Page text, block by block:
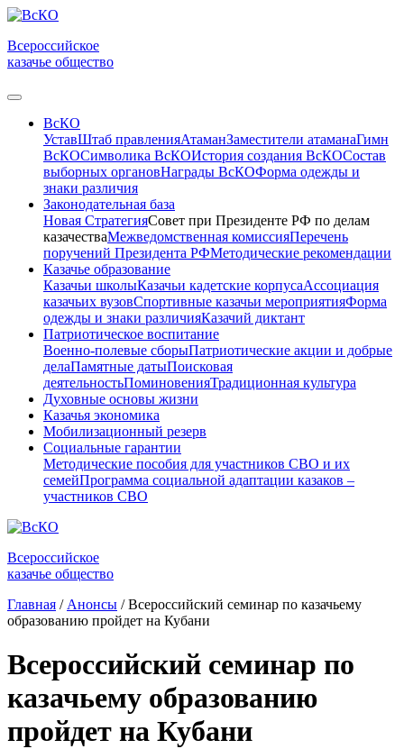
Всероссийское
казачье общество
ВсКО
УставШтаб правленияАтаманЗаместители атаманаГимн
ВсКОСимволика ВсКОИстория создания ВсКОСостав
выборных органовНаграды ВсКОФорма одежды и
знаки различия
Законодательная база
Новая СтратегияСовет при Президенте РФ по делам
казачестваМежведомственная комиссияПеречень
поручений Президента РФМетодические рекомендации
Казачье образование
Казачьи школыКазачьи кадетские корпусаАссоциация
казачьих вузовСпортивные казачьи мероприятияФорма
одежды и знаки различияКазачий диктант
Патриотическое воспитание
Военно-полевые сборыПатриотические акции и добрые
делаПамятные датыПоисковая
деятельностьПоминовенияТрадиционная культура
Духовные основы жизни
Казачья экономика
Мобилизационный резерв
Социальные гарантии
Методические пособия для участников СВО и их
семейПрограмма социальной адаптации казаков –
участников СВО
Всероссийское
казачье общество
Главная / Анонсы / Всероссийский семинар по казачьему
образованию пройдет на Кубани
Всероссийский семинар по
казачьему образованию
пройдет на Кубани